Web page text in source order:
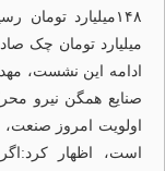
میلیارد تومان چک
ادامه این نشست،
صنایع همگن نیرو
اولویت امروز
است، اظهار